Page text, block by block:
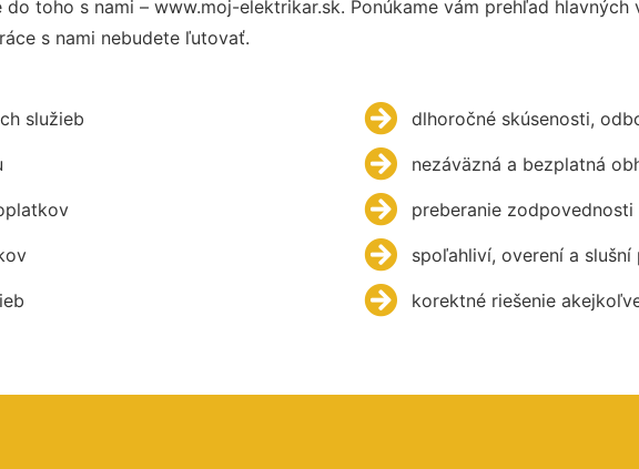
do toho s nami – www.moj-elektrikar.sk. Ponúkame vám prehľad
s nami nebudete ľutovať.
služieb dlhoročné skúsenosti,
nezáväzná a bezplatná
preberanie
spoľahliví, overení a slušní
korektné riešenie